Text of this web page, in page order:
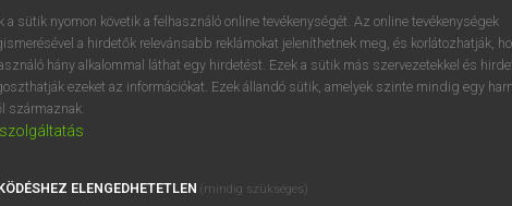
BELÉPÉS
próbaverziójának elindításához
regisztrálok ésbelépek.
REGISZTRÁCIÓ
a sütik nyomon követik a felhasználó online tevékenységét. Az online tevékenységek
a hirdetők relevánsabb reklámokat jeleníthetnek meg, és korlátozhatják,
hány alkalommal láthat egy hirdetést. Ezek a sütik más szervezetekkel és
ezeket az információkat. Ezek állandó sütik, amelyek szinte mindig egy
származnak.
szolgáltatás
ELENGEDHETETLEN (mindig szükséges)